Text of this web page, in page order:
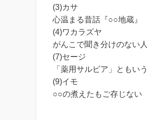
(3)カサ
心温まる昔話『○○地蔵』
(4)ワカラズヤ
がんこで聞き分けのない人
(7)セージ
「薬用サルビア」ともい
(9)イモ
○○の煮えたもご存じない